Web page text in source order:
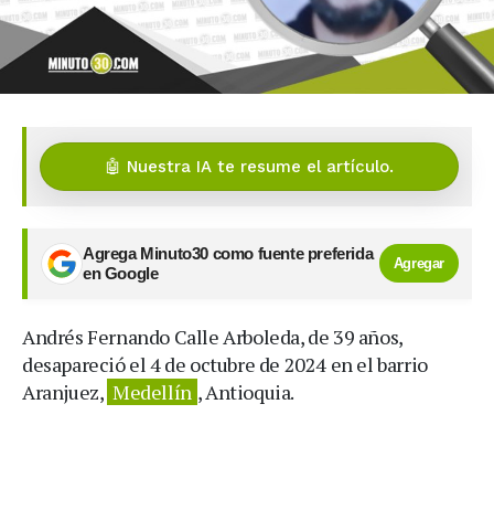
🤖 Nuestra IA te resume el artículo.
Agrega Minuto30 como fuente preferida
en Google
Agregar
Andrés Fernando Calle Arboleda, de 39 años,
desapareció el 4 de octubre de 2024 en el barrio
Aranjuez, Medellín , Antioquia.